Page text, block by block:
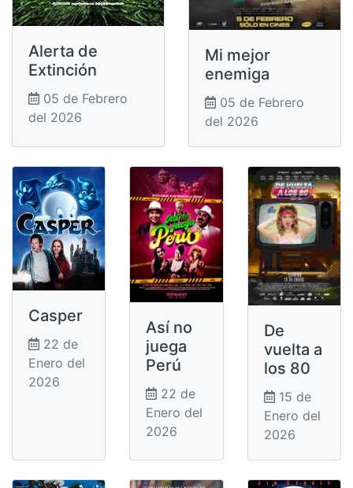
Alerta de
Extinción
05 de Febrero
del 2026
Mi mejor
enemiga
05 de Febrero
del 2026
Casper
22 de
Enero del
2026
Así no
juega
Perú
22 de
Enero del
2026
De
vuelta a
los 80
15 de
Enero del
2026